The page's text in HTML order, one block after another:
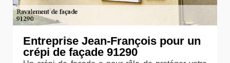
Entreprise Jean-François pour un
crépi de façade 91290